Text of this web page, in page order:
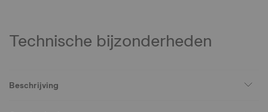
Technische bijzonderheden
Beschrijving